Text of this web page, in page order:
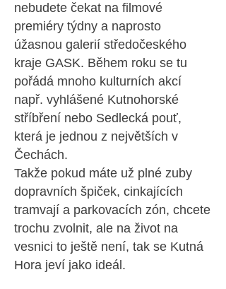
nebudete čekat na filmové
premiéry týdny a naprosto
úžasnou galerií středočeského
kraje GASK. Během roku se tu
pořádá mnoho kulturních akcí
např. vyhlášené Kutnohorské
stříbření nebo Sedlecká pouť,
která je jednou z největších v
Čechách.
Takže pokud máte už plné zuby
dopravních špiček, cinkajících
tramvají a parkovacích zón, chcete
trochu zvolnit, ale na život na
vesnici to ještě není, tak se Kutná
Hora jeví jako ideál.